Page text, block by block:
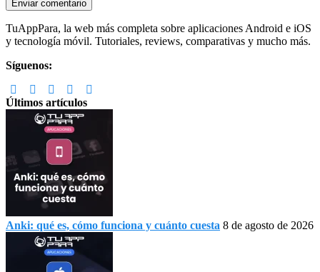
Footer
TuAppPara, la web más completa sobre aplicaciones Android e iOS
y tecnología móvil. Tutoriales, reviews, comparativas y mucho más.
Síguenos:
Últimos artículos
Anki: qué es, cómo funciona y cuánto cuesta 8 de agosto de 2026